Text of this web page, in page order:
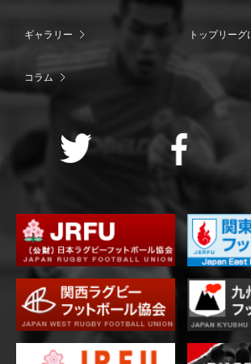
ギャラリー トップリーグ
コラム